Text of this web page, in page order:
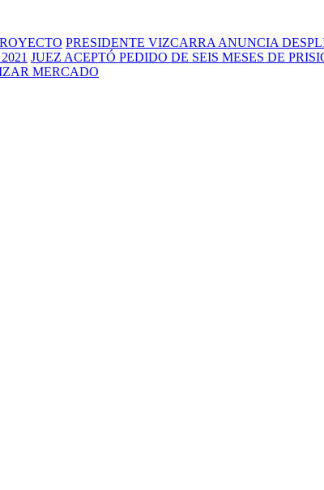
PRESIDENTE VIZCARRA ANUNCIA
JUEZ ACEPTÓ PEDIDO DE SEIS MESES DE
MERCADO